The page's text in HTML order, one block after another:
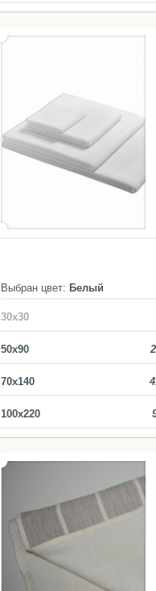
Выбран цвет: Белый
30x30
50x90
70x140
100x220